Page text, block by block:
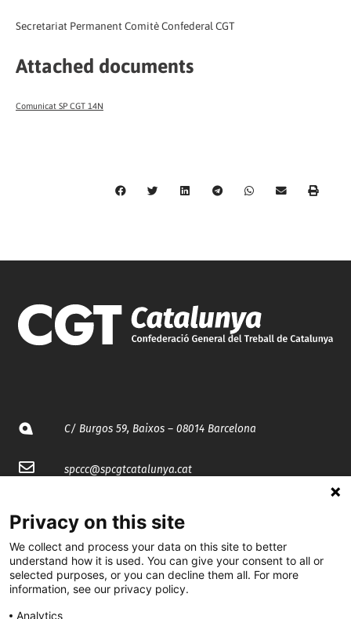
Secretariat Permanent Comitè Confederal CGT
Attached documents
Comunicat SP CGT 14N
C/ Burgos 59, Baixos – 08014 Barcelona
spccc@spcgtcatalunya.cat
@CGTCatalunya
cgtcatalunya
CGTCatalunya
Privacy on this site
We collect and process your data on this site to better
understand how it is used. You can give your consent to all or
selected purposes, or you can decline them all. For more
information, see our privacy policy.
Analytics